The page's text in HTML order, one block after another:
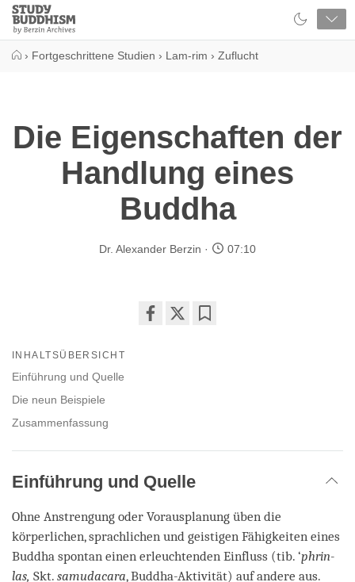
Close
Study
Buddhism
› Fortgeschrittene Studien › Lam-rim › Zuflucht
Die Eigenschaften der
Handlung eines
Buddha
Dr. Alexander Berzin 07:10
INHALTSÜBERSICHT
Einführung und Quelle
Die neun Beispiele
Zusammenfassung
Einführung und Quelle
Ohne Anstrengung oder Vorausplanung üben die
körperlichen, sprachlichen und geistigen Fähigkeiten eines
Buddha spontan einen erleuchtenden Einfluss (tib. ‘phrin-
las, Skt. samudacara, Buddha-Aktivität) auf andere aus.